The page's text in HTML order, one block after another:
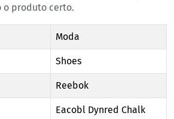
o produto certo.
Moda
Shoes
Reebok
Eacobl Dynred Chalk